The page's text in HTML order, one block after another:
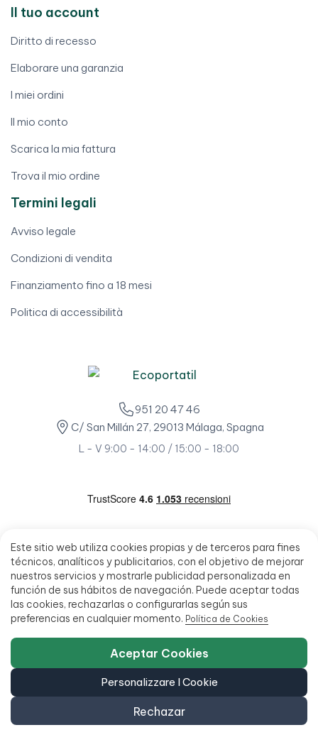
Este sitio web utiliza cookies propias y de terceros para fines
técnicos, analíticos y publicitarios, con el objetivo de mejorar
nuestros servicios y mostrarle publicidad personalizada en
función de sus hábitos de navegación. Puede aceptar todas
las cookies, rechazarlas o configurarlas según sus
preferencias en cualquier momento. Política de Cookies
Rechazar
Personalizzare I Cookie
Aceptar Cookies
Il tuo account
Diritto di recesso
Elaborare una garanzia
I miei ordini
Il mio conto
Scarica la mia fattura
Trova il mio ordine
Termini legali
Avviso legale
Condizioni di vendita
Finanziamento fino a 18 mesi
Politica di accessibilità
951 20 47 46
C/ San Millán 27, 29013 Málaga, Spagna
L - V 9:00 - 14:00 / 15:00 - 18:00
© 2026 - Ecoportatil - Tutti i diritti riservati